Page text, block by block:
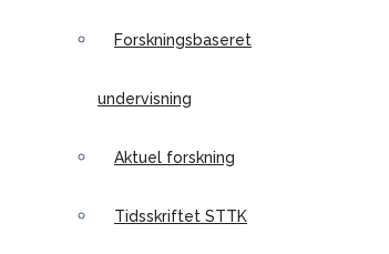
Forskningsbaseret
undervisning
Aktuel forskning
Tidsskriftet STTK